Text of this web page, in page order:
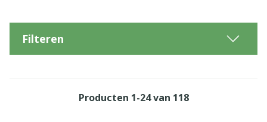
Filteren
Producten 1-24van 118